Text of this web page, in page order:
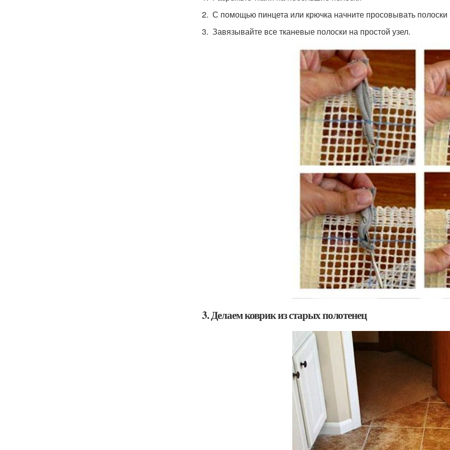
2. С помощью пинцета или крючка начните просовывать полоски
3. Завязывайте все тканевые полоски на простой узел.
3. Делаем коврик из старых полотенец